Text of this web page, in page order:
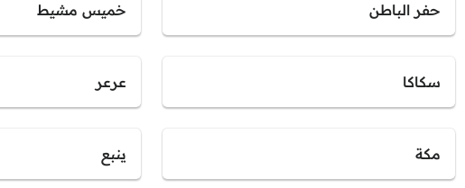
حفر الباطن خميس مشيط
سكاكا عرعر
مكة ينبع